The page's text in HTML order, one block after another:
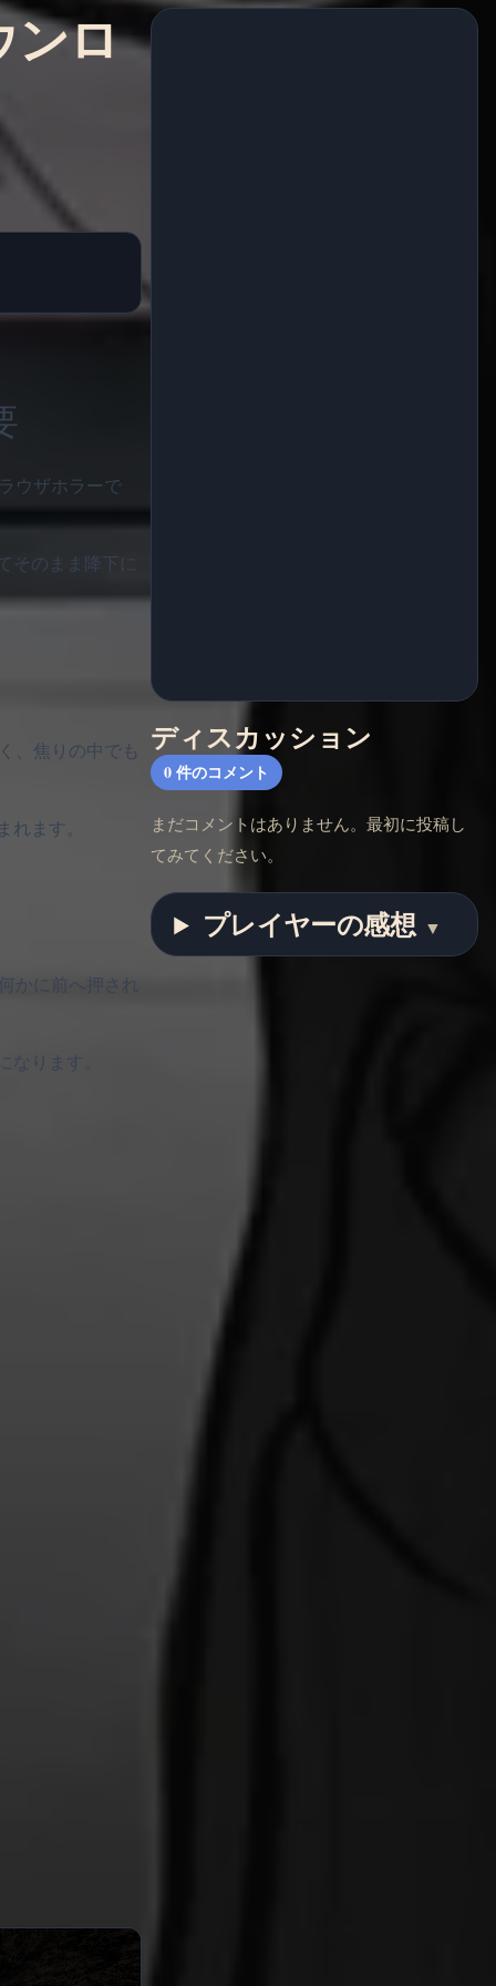
ンロ
ウザホラーで
のまま降下に
、焦りの中でも
ます。
かに前へ押され
ります。
ディスカッション
0 件のコメント
まだコメントはありません。最初に投稿し
てみてください。
プレイヤーの感想 ▼